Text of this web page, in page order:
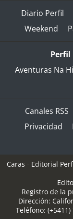
Diario Perfil
Weekend
Perfil
Aventuras Na
Canales RSS
Privacidad
Caras - Editorial
Registro de la
Dirección:
Teléfono: (+5411)